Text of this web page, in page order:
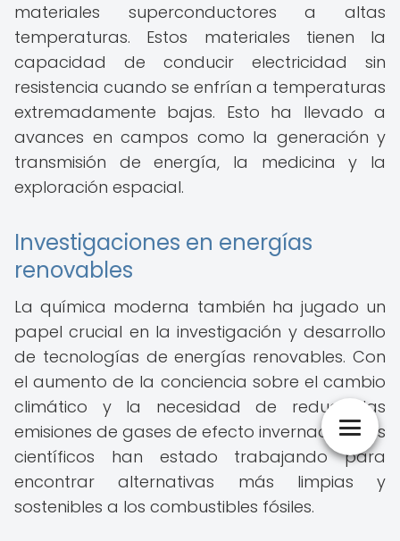
materiales superconductores a altas
temperaturas. Estos materiales tienen la
capacidad de conducir electricidad sin
resistencia cuando se enfrían a temperaturas
extremadamente bajas. Esto ha llevado a
avances en campos como la generación y
transmisión de energía, la medicina y la
exploración espacial.
Investigaciones en energías
renovables
La química moderna también ha jugado un
papel crucial en la investigación y desarrollo
de tecnologías de energías renovables. Con
el aumento de la conciencia sobre el cambio
climático y la necesidad de reducir las
emisiones de gases de efecto invernadero, los
científicos han estado trabajando para
encontrar alternativas más limpias y
sostenibles a los combustibles fósiles.